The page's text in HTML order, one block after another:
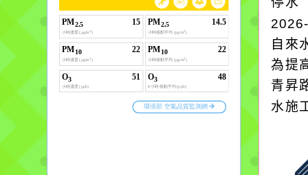
自來
為提
青昇
水施